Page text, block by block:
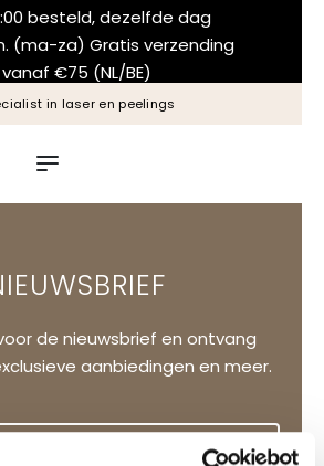
besteld, dezelfde dag
(ma-za) Gratis verzending
vanaf €75 (NL/BE)
in laser en peelings
de nieuwsbrief en ontvang
aanbiedingen en meer.